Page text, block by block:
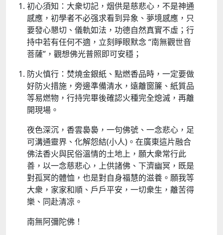
初心須知：大衆切記，烟供是慈悲心，不是神通
感應，初學者不必强求看到异象、夢境感應，只
要發心懇切、儀軌如法，功德自然真實不虛；行
持中若有任何不適，立刻睜眼默念 “南無觀世音
菩薩”，觀想佛光普照即可安穩；​
防火慎行：焚燒金銀紙、點燃香品時，一定要做
好防火措施，旁邊準備清水，遠離窗簾、紙質品
等易燃物，行持完畢後確認火種完全熄滅，再離
開現場。​
夜色深沉，香雲裊裊，一句佛號、一念悲心，足
可溝通靈界、化解怨結(小人)。在廣東這片融合
佛法香火與民俗溫情的土地上，願大衆常行此
善，以一念慈悲心，上供諸佛、下濟幽冥，既是
對孤冥的體恤，也是對自身福慧的滋養。願我等
大衆，家家和順、戶戶平安，一切衆生，離苦得
樂、同赴清凉。​
南無阿彌陀佛！​